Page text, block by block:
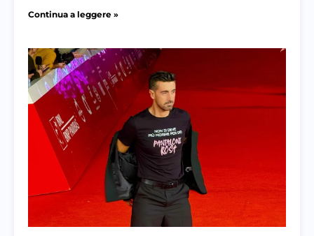
Continua a leggere »